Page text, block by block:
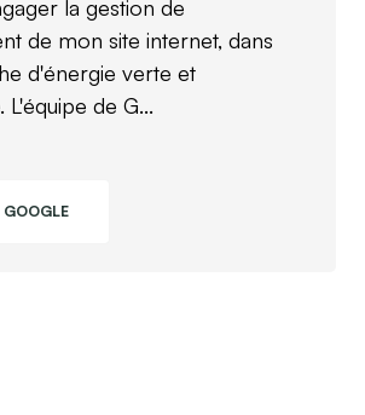
la gestion de
de mon site internet, dans
d'énergie verte et
de G...
GOOGLE